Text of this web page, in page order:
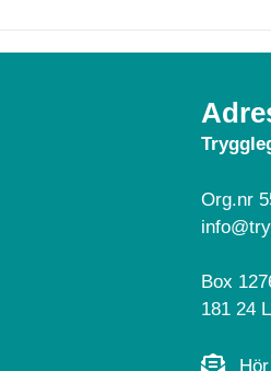
Org.nr
Box
181 24